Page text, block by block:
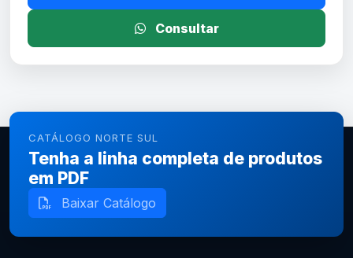
Consultar
CATÁLOGO NORTE SUL
Tenha a linha completa de produtos
em PDF
Baixar Catálogo